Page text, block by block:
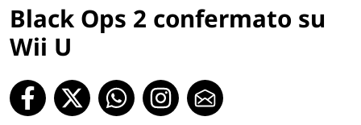
Black Ops 2 confermato su
Wii U